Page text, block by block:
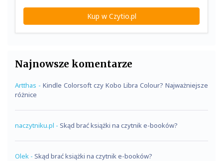
Kup w Czytio.pl
Najnowsze komentarze
Artthas - Kindle Colorsoft czy Kobo Libra Colour? Najważniejsze
różnice
naczytniku.pl - Skąd brać książki na czytnik e-booków?
Olek - Skąd brać książki na czytnik e-booków?